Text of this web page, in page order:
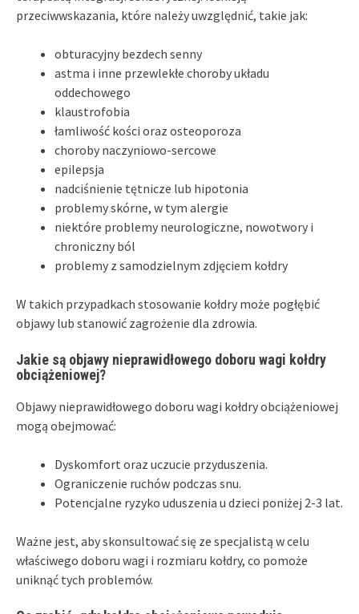
przeciwwskazania, które należy uwzględnić, takie jak:
obturacyjny bezdech senny
astma i inne przewlekłe choroby układu
oddechowego
klaustrofobia
łamliwość kości oraz osteoporoza
choroby naczyniowo-sercowe
epilepsja
nadciśnienie tętnicze lub hipotonia
problemy skórne, w tym alergie
niektóre problemy neurologiczne, nowotwory i
chroniczny ból
problemy z samodzielnym zdjęciem kołdry
W takich przypadkach stosowanie kołdry może pogłębić
objawy lub stanowić zagrożenie dla zdrowia.
Jakie są objawy nieprawidłowego doboru wagi kołdry
obciążeniowej?
Objawy nieprawidłowego doboru wagi kołdry obciążeniowej
mogą obejmować:
Dyskomfort oraz uczucie przyduszenia.
Ograniczenie ruchów podczas snu.
Potencjalne ryzyko uduszenia u dzieci poniżej 2-3 lat.
Ważne jest, aby skonsultować się ze specjalistą w celu
właściwego doboru wagi i rozmiaru kołdry, co pomoże
uniknąć tych problemów.